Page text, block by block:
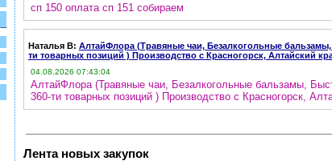
сп 150 оплата сп 151 собираем
Наталья В: АлтайФлора (Травяные чаи, Безалкогольные
ти товарных позиций ) Производство с Красногорск, Алтайский
04.08.2026 07:43:04
АлтайФлора (Травяные чаи, Безалкогольные бальзамы,
360-ти товарных позиций ) Производство с Красногорск,
Лента новых закупок